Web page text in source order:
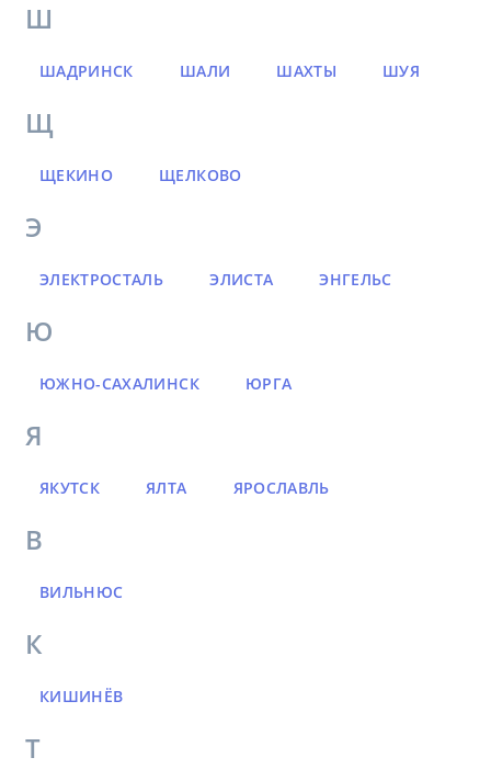
Ш
ШАДРИНСК ШАЛИ ШАХТЫ ШУЯ
Щ
ЩЕКИНО ЩЕЛКОВО
Э
ЭЛЕКТРОСТАЛЬ ЭЛИСТА ЭНГЕЛЬС
Ю
ЮЖНО-САХАЛИНСК ЮРГА
Я
ЯКУТСК ЯЛТА ЯРОСЛАВЛЬ
В
ВИЛЬНЮС
К
КИШИНЁВ
Т